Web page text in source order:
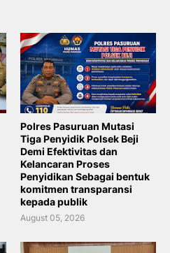
Polres Pasuruan Mutasi
Tiga Penyidik Polsek Beji
Demi Efektivitas dan
Kelancaran Proses
Penyidikan Sebagai bentuk
komitmen transparansi
kepada publik
August 05, 2026